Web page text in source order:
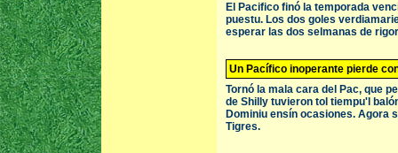
El Pacifico finó la temporada
puestu. Los dos goles
esperar las dos selmanas de
Un Pacífico inoperante pierde
Tornó la mala cara del Pac, que
de Shilly tuvieron tol tiempu'l
Dominiu ensín ocasiones. Agora
Tigres.